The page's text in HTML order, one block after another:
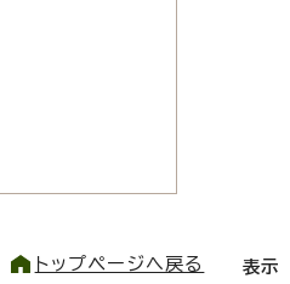
トップページへ戻る 表示